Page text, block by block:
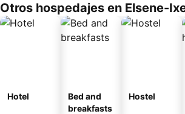
Otros hospedajes en Elsene-
Hotel
Bed and
breakfasts
Hostel